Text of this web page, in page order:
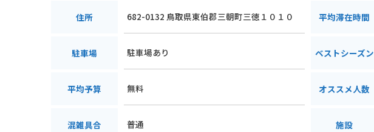
住所 682-0132 鳥取県東伯郡三朝町三徳１０１０ 平均滞在時間
駐車場 駐車場あり ベストシーズン
平均予算 無料 オススメ人数
混雑具合 普通 施設